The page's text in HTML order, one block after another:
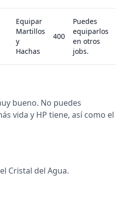
Equipar
Martillos
y
Hachas
400
Puedes
equiparlos
en otros
jobs.
bueno. No puedes
vida y HP tiene, así como el
Cristal del Agua.